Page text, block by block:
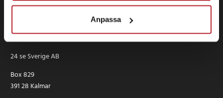
Anpassa
24 se Sverige AB
Box 829
391 28 Kalmar